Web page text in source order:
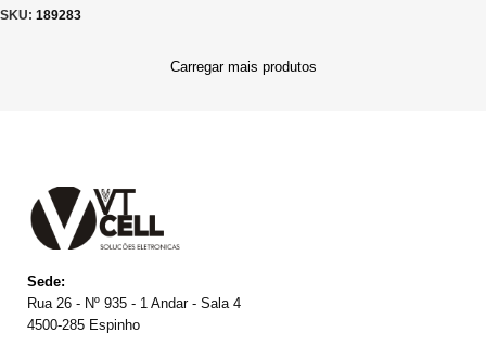
SKU: 189283
Carregar mais produtos
Sede:
Rua 26 - Nº 935 - 1 Andar - Sala 4
4500-285 Espinho